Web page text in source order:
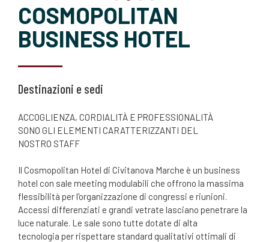
COSMOPOLITAN
BUSINESS HOTEL
Destinazioni e sedi
ACCOGLIENZA, CORDIALITÀ E PROFESSIONALITÀ
SONO GLI ELEMENTI CARATTERIZZANTI DEL
NOSTRO STAFF
Il Cosmopolitan Hotel di Civitanova Marche è un business
hotel con sale meeting modulabili che offrono la massima
flessibilità per l'organizzazione di congressi e riunioni.
Accessi differenziati e grandi vetrate lasciano penetrare la
luce naturale. Le sale sono tutte dotate di alta
tecnologia per rispettare standard qualitativi ottimali di